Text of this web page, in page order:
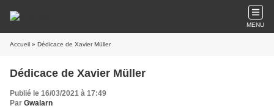
MENU
Accueil » Dédicace de Xavier Müller
Dédicace de Xavier Müller
Publié le 16/03/2021 à 17:49
Par Gwalarn